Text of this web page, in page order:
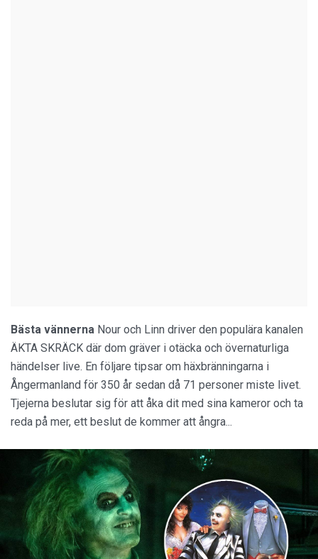
Bästa vännerna Nour och Linn driver den populära kanalen
ÄKTA SKRÄCK där dom gräver i otäcka och övernaturliga
händelser live. En följare tipsar om häxbränningarna i
Ångermanland för 350 år sedan då 71 personer miste livet.
Tjejerna beslutar sig för att åka dit med sina kameror och ta
reda på mer, ett beslut de kommer att ångra...